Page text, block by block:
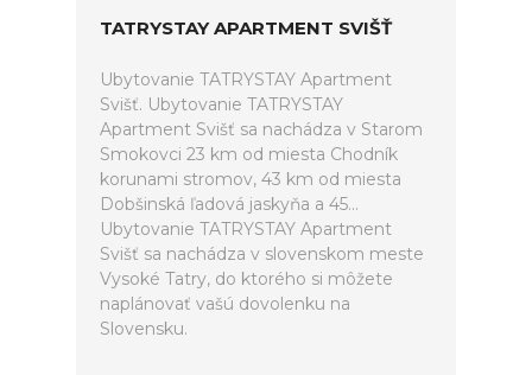
TATRYSTAY APARTMENT SVIŠŤ
Ubytovanie TATRYSTAY Apartment
Svišť. Ubytovanie TATRYSTAY
Apartment Svišť sa nachádza v Starom
Smokovci 23 km od miesta Chodník
korunami stromov, 43 km od miesta
Dobšinská ľadová jaskyňa a 45...
Ubytovanie TATRYSTAY Apartment
Svišť sa nachádza v slovenskom meste
Vysoké Tatry, do ktorého si môžete
naplánovať vašú dovolenku na
Slovensku.